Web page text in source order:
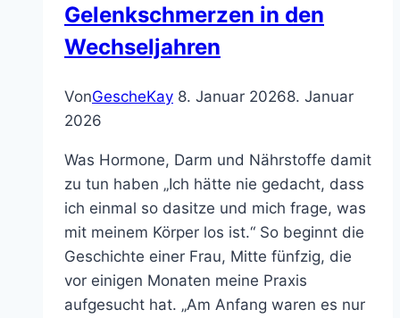
Gelenkschmerzen in den
Wechseljahren
VonGescheKay 8. Januar 20268. Januar
2026
Was Hormone, Darm und Nährstoffe damit
zu tun haben „Ich hätte nie gedacht, dass
ich einmal so dasitze und mich frage, was
mit meinem Körper los ist.“ So beginnt die
Geschichte einer Frau, Mitte fünfzig, die
vor einigen Monaten meine Praxis
aufgesucht hat. „Am Anfang waren es nur